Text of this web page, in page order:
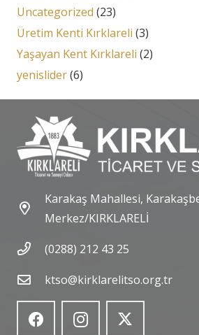
Uncategorized (23)
Üretim Kenti Kırklareli (3)
Yaşayan Kent Kırklareli (2)
yenislider(6)
Karakaş Mahallesi,
Merkez/KIRKLARELİ
(0288) 212 43 25
ktso@kirklarelitso.org.tr